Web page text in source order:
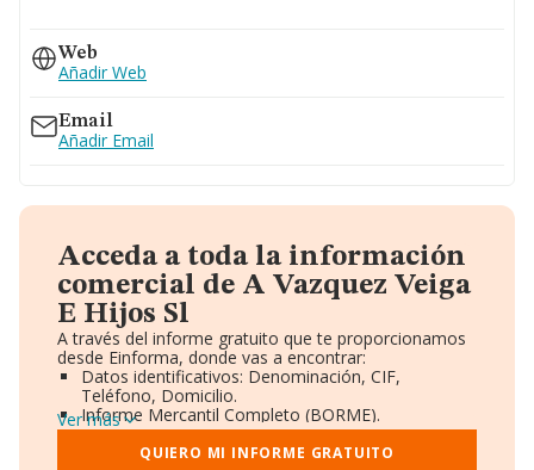
607...
Ver teléfono 607...
Web
Añadir Web
Email
Añadir Email
Acceda a toda la información
comercial de A Vazquez Veiga
E Hijos Sl
A través del informe gratuito que te proporcionamos
desde Einforma, donde vas a encontrar:
Datos identificativos: Denominación, CIF,
Teléfono, Domicilio.
Informe Mercantil Completo (BORME).
Gráficos de Evolución Ventas y Empleados.
Consejo de Administración y Administradores.
Ver más
QUIERO MI INFORME GRATUITO